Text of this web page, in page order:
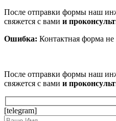
После отправки формы наш
свяжется с вами и
Ошибка: Контактная форма не
После отправки формы наш
свяжется с вами и
[telegram]